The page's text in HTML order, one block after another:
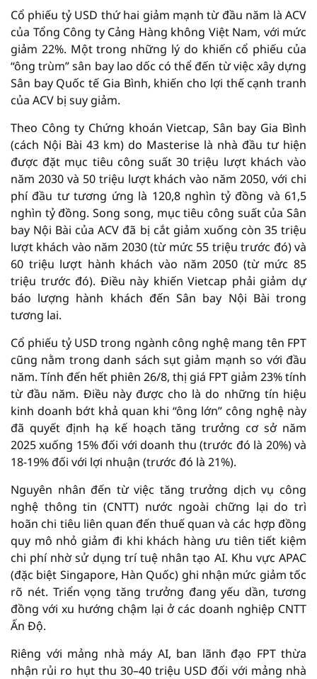
Cổ phiếu tỷ USD thứ hai giảm mạnh từ đầu năm là ACV
của Tổng Công ty Cảng Hàng không Việt Nam, với mức
giảm 22%. Một trong những lý do khiến cổ phiếu của
“ông trùm” sân bay lao dốc có thể đến từ việc xây dựng
Sân bay Quốc tế Gia Bình, khiến cho lợi thế cạnh tranh
của ACV bị suy giảm.
Theo Công ty Chứng khoán Vietcap, Sân bay Gia Bình
(cách Nội Bài 43 km) do Masterise là nhà đầu tư hiện
được đặt mục tiêu công suất 30 triệu lượt khách vào
năm 2030 và 50 triệu lượt khách vào năm 2050, với chi
phí đầu tư tương ứng là 120,8 nghìn tỷ đồng và 61,5
nghìn tỷ đồng. Song song, mục tiêu công suất của Sân
bay Nội Bài của ACV đã bị cắt giảm xuống còn 35 triệu
lượt khách vào năm 2030 (từ mức 55 triệu trước đó) và
60 triệu lượt hành khách vào năm 2050 (từ mức 85
triệu trước đó). Điều này khiến Vietcap phải giảm dự
báo lượng hành khách đến Sân bay Nội Bài trong
tương lai.
Cổ phiếu tỷ USD trong ngành công nghệ mang tên FPT
cũng nằm trong danh sách sụt giảm mạnh so với đầu
năm. Tính đến hết phiên 26/8, thị giá FPT giảm 23% tính
từ đầu năm. Điều này được cho là do những tín hiệu
kinh doanh bớt khả quan khi “ông lớn” công nghệ này
đã quyết định hạ kế hoạch tăng trưởng cơ sở năm
2025 xuống 15% đối với doanh thu (trước đó là 20%) và
18-19% đối với lợi nhuận (trước đó là 21%).
Nguyên nhân đến từ việc tăng trưởng dịch vụ công
nghệ thông tin (CNTT) nước ngoài chững lại do trì
hoãn chi tiêu liên quan đến thuế quan và các hợp đồng
quy mô nhỏ giảm đi khi khách hàng ưu tiên tiết kiệm
chi phí nhờ sử dụng trí tuệ nhân tạo AI. Khu vực APAC
(đặc biệt Singapore, Hàn Quốc) ghi nhận mức giảm tốc
rõ nét. Triển vọng tăng trưởng đang yếu dần, tương
đồng với xu hướng chậm lại ở các doanh nghiệp CNTT
Ấn Độ.
Riêng với mảng nhà máy AI, ban lãnh đạo FPT thừa
nhận rủi ro hụt thu 30–40 triệu USD đối với mảng nhà